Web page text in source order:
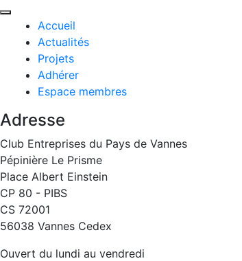
Accueil
Actualités
Projets
Adhérer
Espace membres
Adresse
Club Entreprises du Pays de Vannes
Pépinière Le Prisme
Place Albert Einstein
CP 80 - PIBS
CS 72001
56038 Vannes Cedex
Ouvert du lundi au vendredi